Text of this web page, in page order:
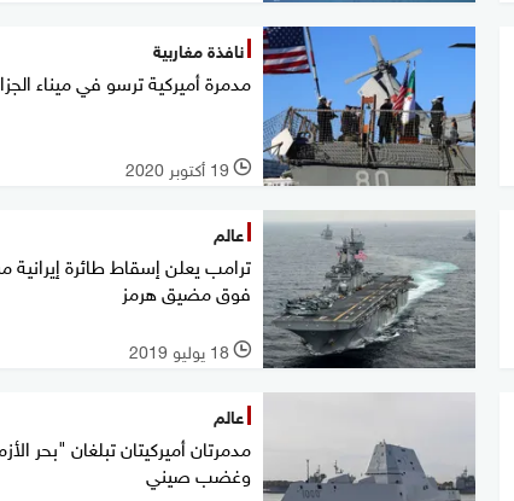
نافذة مغاربية
مدمرة أميركية ترسو في ميناء
l 19 أكتوبر 2020
عالم
ترامب يعلن إسقاط طائرة إيرانية
فوق مضيق هرمز
l 18 يوليو 2019
عالم
مدمرتان أميركيتان تبلغان "بحر
وغضب صيني